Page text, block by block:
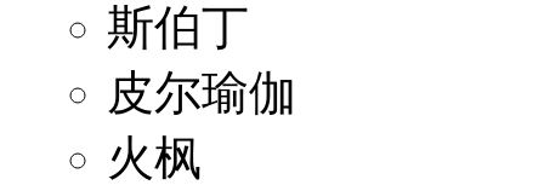
斯伯丁
皮尔瑜伽
火枫